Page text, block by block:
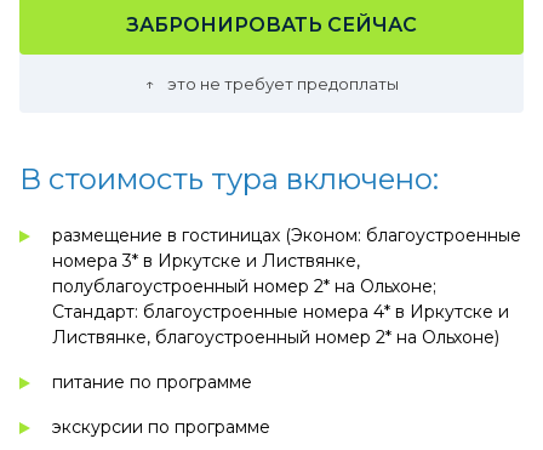
ЗАБРОНИРОВАТЬ СЕЙЧАС
это не требует предоплаты
В стоимость тура включено:
размещение в гостиницах (Эконом: благоустроенные
номера 3* в Иркутске и Листвянке,
полублагоустроенный номер 2* на Ольхоне;
Стандарт: благоустроенные номера 4* в Иркутске и
Листвянке, благоустроенный номер 2* на Ольхоне)
питание по программе
экскурсии по программе